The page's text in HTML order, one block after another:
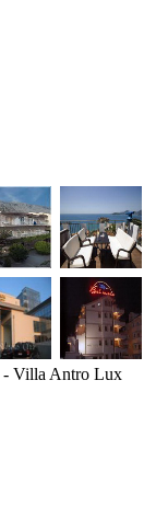
- Villa Antro Lux